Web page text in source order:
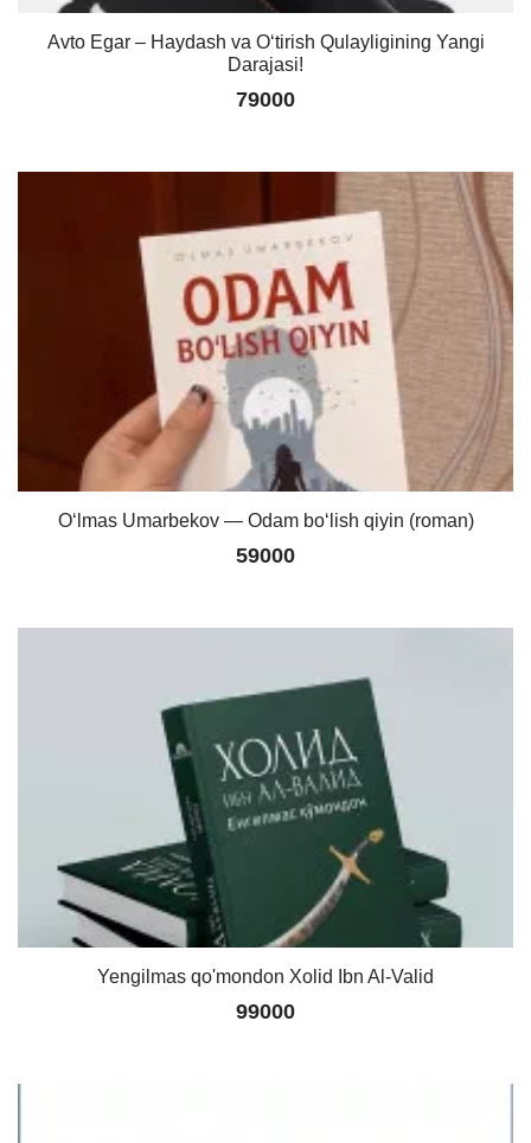
Avto Egar – Haydash va Oʻtirish Qulayligining Yangi
Darajasi!
79000
O‘lmas Umarbekov — Odam bo‘lish qiyin (roman)
59000
Yengilmas qo'mondon Xolid Ibn Al-Valid
99000